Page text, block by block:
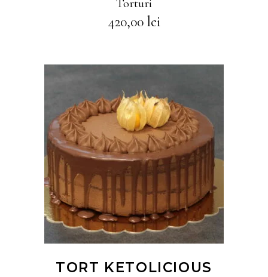
Torturi
420,00 lei
CITEȘTE MAI MULT
TORT KETOLICIOUS